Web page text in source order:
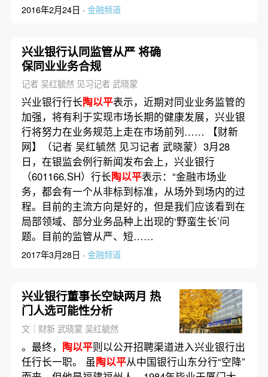
2016年2月24日 · 金融频道
兴业银行认同监管从严 将确
保同业业务合规
记者 吴红毓然 见习记者 武晓蒙
兴业银行行长陶以平表示，近期对同业业务监管的
加强，将有利于实现市场长期的健康发展，兴业银
行将努力在业务规范上走在市场前列…… 【财新
网】（记者 吴红毓然 见习记者 武晓蒙）3月28
日，在银监会例行新闻发布会上，兴业银行
（601166.SH）行长陶以平表示：“金融市场业
务，都会有一个从非标到标准，从场外到场内的过
程。目前的主流方向是好的，但是我们应该看到在
局部领域、部分业务品种上出现的‘野蛮生长’问
题。目前的监管从严、短……
2017年3月28日 · 金融频道
兴业银行董事长空缺两月 热
门人选可能性分析
文｜财新 武晓蒙 吴红毓然
。最终， 陶以平则以公开招聘渠道进入兴业银行出
任行长一职。 虽陶以平从中国银行山东分行“空降”